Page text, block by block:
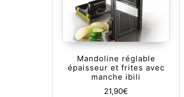
Mandoline réglable
épaisseur et frites avec
manche ibili
21,90€